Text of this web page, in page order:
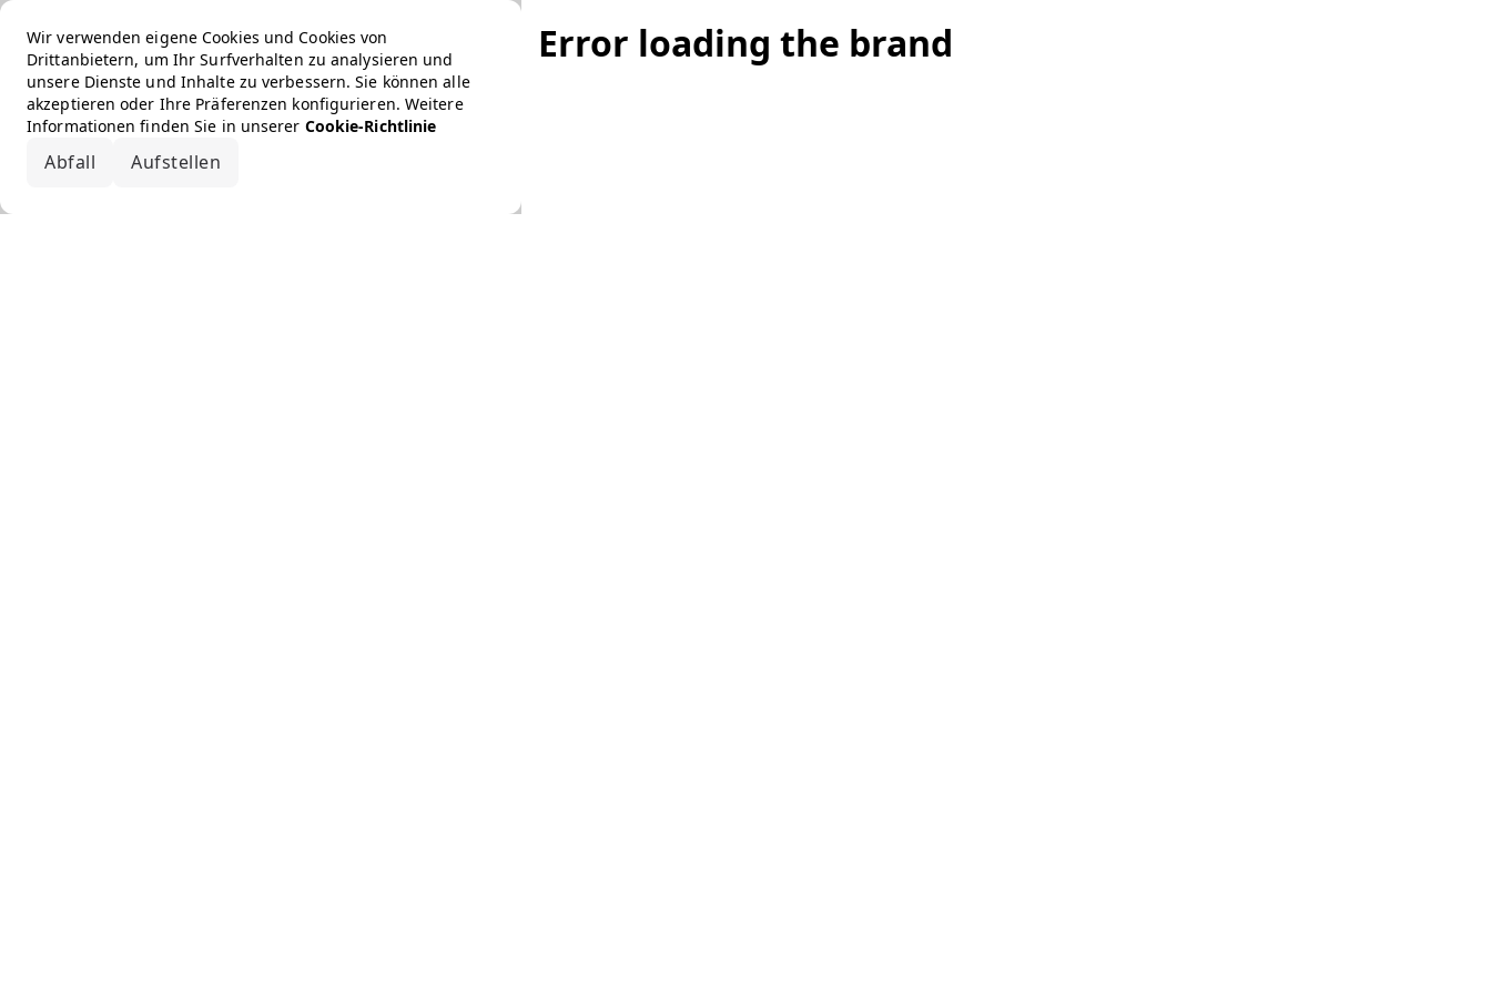
Wir verwenden eigene Cookies und Cookies von
Drittanbietern, um Ihr Surfverhalten zu analysieren und
unsere Dienste und Inhalte zu verbessern. Sie können alle
akzeptieren oder Ihre Präferenzen konfigurieren. Weitere
Informationen finden Sie in unserer Cookie-Richtlinie
Abfall Aufstellen
Error loading the brand